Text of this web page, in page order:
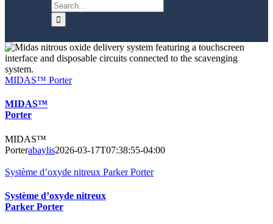
MIDAS™ Porter
MIDAS™
Porter
MIDAS™
Porterabaylis2026-03-17T07:38:55-04:00
Système d’oxyde nitreux Parker Porter
Système d’oxyde nitreux
Parker Porter